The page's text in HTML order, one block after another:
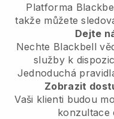
Platforma
takže můžete
Dejte
Nechte Blackbell
služby k
Jednoduchá
Zobrazit
Vaši klienti budou
konzultace